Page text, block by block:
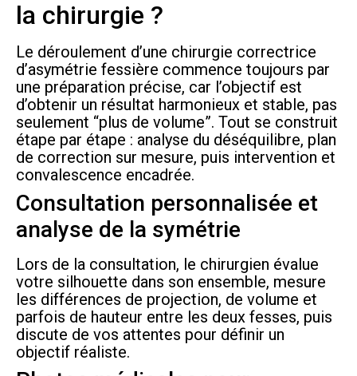
la chirurgie ?
Le déroulement d’une chirurgie correctrice
d’asymétrie fessière commence toujours par
une préparation précise, car l’objectif est
d’obtenir un résultat harmonieux et stable, pas
seulement “plus de volume”. Tout se construit
étape par étape : analyse du déséquilibre, plan
de correction sur mesure, puis intervention et
convalescence encadrée.
Consultation personnalisée et
analyse de la symétrie
Lors de la consultation, le chirurgien évalue
votre silhouette dans son ensemble, mesure
les différences de projection, de volume et
parfois de hauteur entre les deux fesses, puis
discute de vos attentes pour définir un
objectif réaliste.